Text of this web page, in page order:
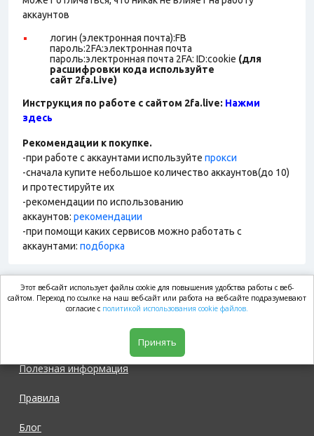
аккаунтов
логин (электронная почта):FB
пароль:2FA:электронная почта
пароль:электронная почта 2FA: ID:cookie (для
расшифровки кода используйте
сайт 2fa.Live)
Инструкция по работе с сайтом 2fa.live: Нажми
здесь
Рекомендации к покупке.
-при работе с аккаунтами используйте прокси
-сначала купите небольшое количество аккаунтов(до 10)
и протестируйте их
-рекомендации по использованию
аккаунтов: рекомендации
-при помощи каких сервисов можно работать с
аккаунтами: подборка
market.com
Полезная информация
Правила
Блог
Этот веб-сайт использует файлы cookie для повышения удобства работы с веб-
сайтом. Переход по ссылке на наш веб-сайт или работа на веб-сайте подразумевают
согласие с политикой использования cookie файлов.
Принять